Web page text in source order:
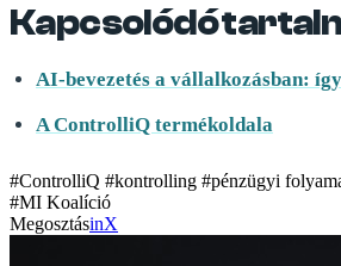
Kapcsolódó
AI-bevezetés a vállalkozásban:
A ControlliQ termékoldala
#ControlliQ #kontrolling #pénzügyi
#MI Koalíció
MegosztásinX